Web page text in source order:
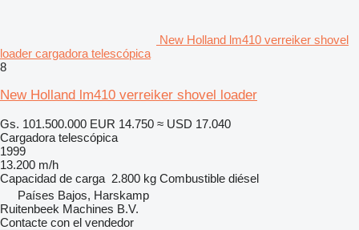
New Holland lm410 verreiker shovel
loader cargadora telescópica
8
New Holland lm410 verreiker shovel loader
Gs. 101.500.000 EUR 14.750 ≈ USD 17.040
Cargadora telescópica
1999
13.200 m/h
Capacidad de carga 2.800 kg Combustible diésel
Países Bajos, Harskamp
Ruitenbeek Machines B.V.
Contacte con el vendedor